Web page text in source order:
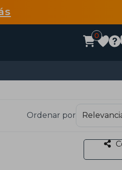
0
Ordenar por